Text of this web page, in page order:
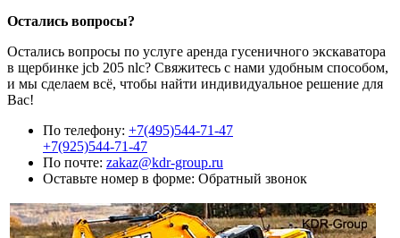
Остались вопросы?
Остались вопросы по услуге аренда гусеничного экскаватора
в щербинке jcb 205 nlc? Свяжитесь с нами удобным способом,
и мы сделаем всё, чтобы найти индивидуальное решение для
Вас!
По телефону: +7(495)544-71-47
+7(925)544-71-47
По почте: zakaz@kdr-group.ru
Оставьте номер в форме: Обратный звонок